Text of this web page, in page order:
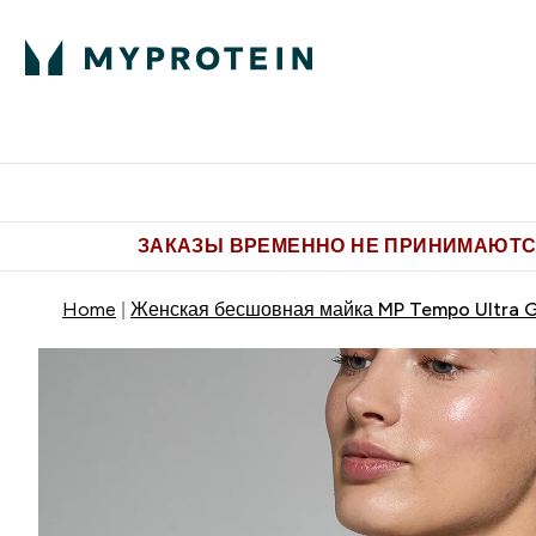
ЗАКАЗЫ ВРЕМЕННО НЕ
Home Женская бесшовная майка MP Tempo Ultra